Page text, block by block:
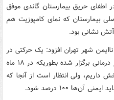
اطفای حریق بیمارستان گاندی موفق
بیمارستان که نمای کامپوزیت هم
نشانی بود.
شهر تهران افزود: یک حرکتی در
حال انجام است و جلساتی در مراکز درمانی برگزار شده بطوریکه در ۱۸ ماه
داریم، ولی انتظار است از آنجا که
۱۰۰ درصد شود.